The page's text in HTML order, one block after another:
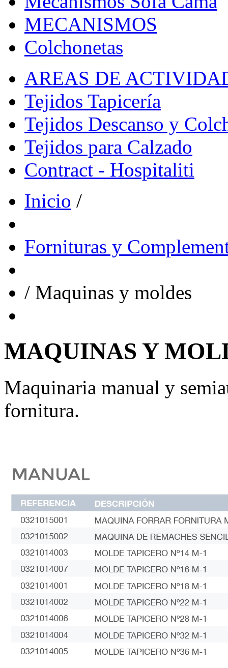
MECANISMOS
Colchonetas
AREAS DE
Tejidos Tapicería
Tejidos Descanso y
Tejidos para Calzado
Contract - Hospitaliti
Inicio /
Fornituras y
/ Maquinas y moldes
MAQUINAS Y
Maquinaria manual y
fornitura.